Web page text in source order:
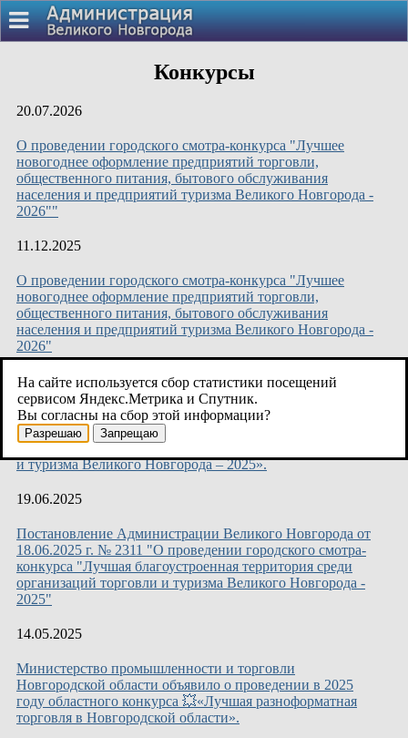
Конкурсы
20.07.2026
О проведении городского смотра-конкурса "Лучшее
новогоднее оформление предприятий торговли,
общественного питания, бытового обслуживания
населения и предприятий туризма Великого Новгорода -
2026""
11.12.2025
О проведении городского смотра-конкурса "Лучшее
новогоднее оформление предприятий торговли,
общественного питания, бытового обслуживания
населения и предприятий туризма Великого Новгорода -
2026"
31.07.2025
30 июля 2025 года в гостинице «Интурист» подвели
итоги городского смотра-конкурса «Лучшая
благоустроенная территория среди организаций торговли
и туризма Великого Новгорода – 2025».
19.06.2025
Постановление Администрации Великого Новгорода от
18.06.2025 г. № 2311 "О проведении городского смотра-
конкурса "Лучшая благоустроенная территория среди
организаций торговли и туризма Великого Новгорода -
2025"
14.05.2025
Министерство промышленности и торговли
Новгородской области объявило о проведении в 2025
году областного конкурса 💥«Лучшая разноформатная
торговля в Новгородской области».
На сайте используется сбор статистики посещений
сервисом Яндекс.Метрика и Спутник.
Вы согласны на сбор этой информации?
Разрешаю Запрещаю